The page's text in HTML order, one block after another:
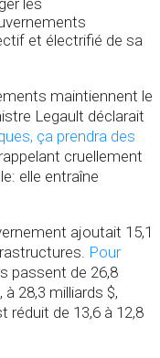
et électrifié de sa
maintiennent le
Legault déclarait
ça prendra des
cruellement
elle entraîne
ajoutait 15,1
Pour
passent de 26,8
28,3 milliards $,
réduit de 13,6 à 12,8